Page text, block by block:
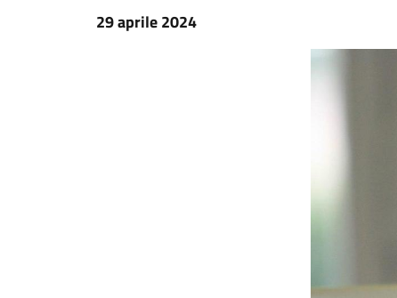
29 aprile 2024